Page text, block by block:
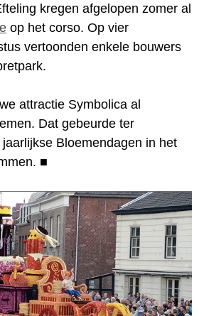
kregen afgelopen zomer al
op het corso. Op vier
vertoonden enkele bouwers
attractie Symbolica al
Dat gebeurde ter
Bloemendagen in het
■